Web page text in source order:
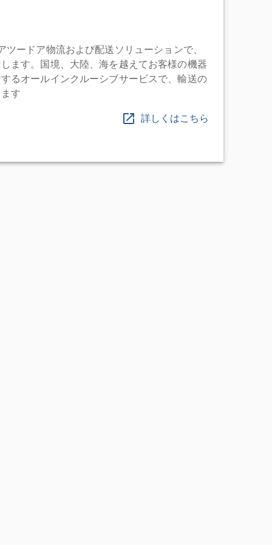
ツードア物流および配送ソリューションで、
ます。国境、大陸、海を越えてお客様の機器
るオールインクルーシブサービスで、輸送の
す
詳しくはこちら